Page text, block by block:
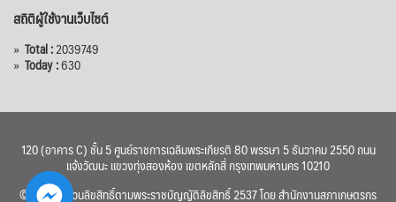
สถิติผู้ใช้งานเว็บไซต์
» Total :2039749
» Today :630
120 (อาคาร C) ชั้น 5 ศูนย์ราชการเฉลิมพระเกียรติ 80 พรรษา 5 ธันวาคม 2550 ถนน
แจ้งวัฒนะ แขวงทุ่งสองห้อง เขตหลักสี่ กรุงเทพมหานคร 10210
© 2560 สงวนลิขสิทธิ์ตามพระราชบัญญัติลิขสิทธิ์ 2537 โดย สำนักงานสภาเกษตรกร